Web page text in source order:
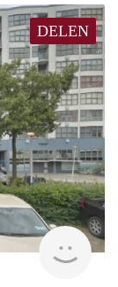
DELEN
rent